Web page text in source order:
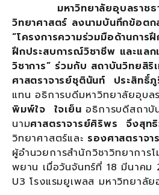
มหาวิทยาลัยอุบลราช
วิทยาศาสตร์ ลงนามบันทึกข้อตก
“โครงการความร่วมมือด้านการ
ฝึกประสบการณ์วิชาชีพ และแลก
วิชาการ” ร่วมกับ สถาบันวิทยสิริ
ศาสตราจารย์ชุตินันท์ ประสิทธิ์ภู
แทน อธิการบดีมหาวิทยาลัยอุบล
พิมพ์ใจ ใจเย็น อธิการบดีสถาบั
นามศาสตราจารย์ศิริพร จึงสุท
วิทยาศาสตร์และ รองศาสตราจ
ผู้อำนวยการสำนักวิชาวิทยาการ
พยาน เมื่อวันจันทร์ที่ 18 มีนาค
U3 โรงแรมยูเพลส มหาวิทยาลัย